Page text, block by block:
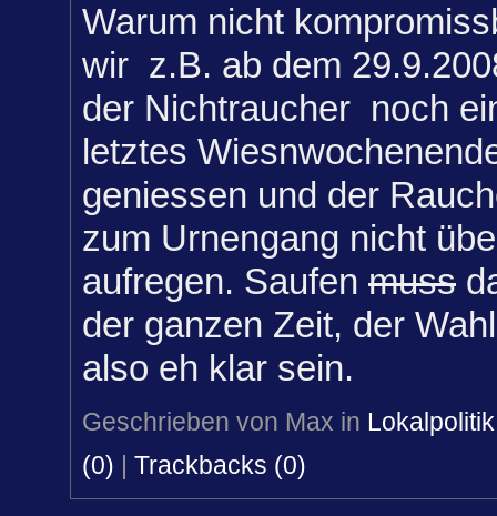
Warum nicht
wir z.B. ab dem
der Nichtraucher noch
letztes
geniessen und der
zum Urnengang nicht
aufregen. Saufen muss
der ganzen Zeit, der
also eh klar sein.
Geschrieben von Max in Lokalpolitik
(0)
Trackbacks (0)